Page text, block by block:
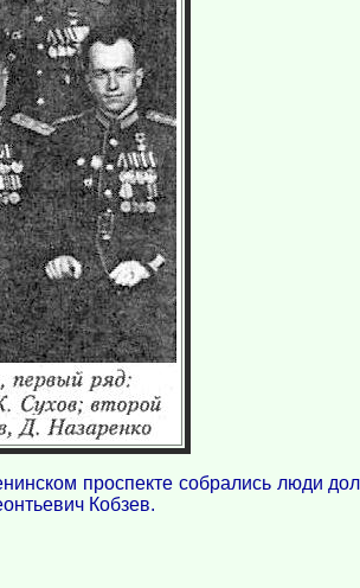
проспекте собрались люди
Кобзев.